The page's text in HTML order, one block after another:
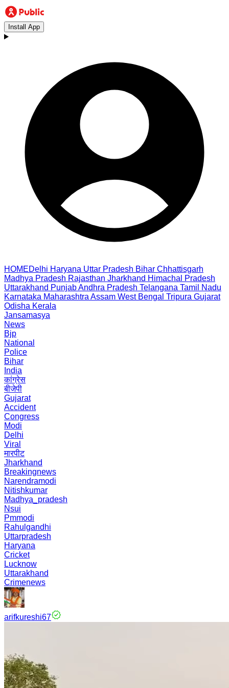
Install App
HOMEDelhi Haryana Uttar Pradesh Bihar Chhattisgarh
Madhya Pradesh Rajasthan Jharkhand Himachal Pradesh
Uttarakhand PunjabAndhra Pradesh Telangana Tamil Nadu
Karnataka Maharashtra Assam West Bengal Tripura Gujarat
Odisha Kerala
Jansamasya
News
Bjp
National
Police
Bihar
India
कांग्रेस
बीजेपी
Gujarat
Accident
Congress
Modi
Delhi
Viral
मारपीट
Jharkhand
Breakingnews
Narendramodi
Nitishkumar
Madhya_pradesh
Nsui
Pmmodi
Rahulgandhi
Uttarpradesh
Haryana
Cricket
Lucknow
Uttarakhand
Crimenews
arifkureshi67